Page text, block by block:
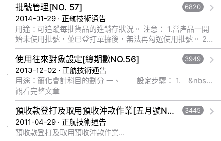
批號管理[NO. 57] 6820
2014-01-29 · 正航技術通告
用途：可追蹤每批貨品的進銷存狀況。 注意： 1.當產品一開
始未使用批號，並已登打單據後，無法再勾選使用批號。 2.
當產... 觀看完整文章
使用往來對象設定[總期數NO.56] 3949
2013-12-02 · 正航技術通告
用途：簡化會計科目的劃分 一、 設定步驟： 1. &nbs...
觀看完整文章
預收款登打及取用預收沖款作業[五月號NO.29] 3445
2011-04-29 · 正航技術通告
預收款登打及取用預收沖款作業...